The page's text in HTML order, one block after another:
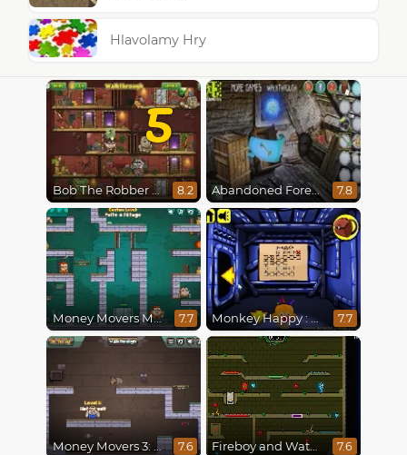
Hlavolamy Hry
5
Bob The Robber 5 The Temple Adventure 8.2 Abandoned Forest House 7.8
Money Movers Maker 7.7 Monkey Happy : Stage 0112 7.7
Money Movers 3: Guard Duty 7.6 Fireboy and Watergirl 5 : Elements 7.6